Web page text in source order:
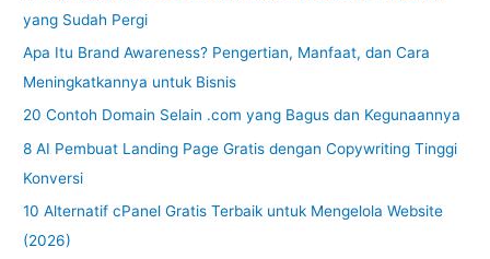
yang Sudah Pergi
Apa Itu Brand Awareness? Pengertian, Manfaat, dan Cara
Meningkatkannya untuk Bisnis
20 Contoh Domain Selain .com yang Bagus dan Kegunaannya
8 AI Pembuat Landing Page Gratis dengan Copywriting Tinggi
Konversi
10 Alternatif cPanel Gratis Terbaik untuk Mengelola Website
(2026)